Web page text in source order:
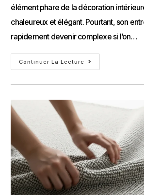
élément phare de la décoration
chaleureux et élégant. Pourtant, son
rapidement devenir complexe si l’on…
Continuer La Lecture